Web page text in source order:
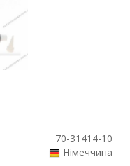
70-31414-10
Німеччина